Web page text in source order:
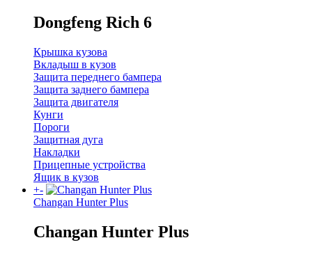
Dongfeng Rich 6
Крышка кузова
Вкладыш в кузов
Защита переднего бампера
Защита заднего бампера
Защита двигателя
Кунги
Пороги
Защитная дуга
Накладки
Прицепные устройства
Ящик в кузов
+-
Changan Hunter Plus
Changan Hunter Plus